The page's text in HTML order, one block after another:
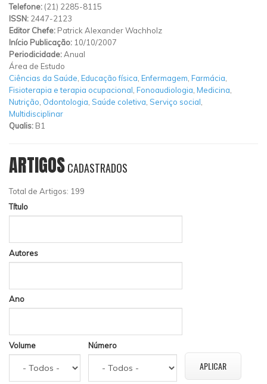
Telefone: (21) 2285-8115
ISSN: 2447-2123
Editor Chefe: Patrick Alexander Wachholz
Início Publicação: 10/10/2007
Periodicidade:Anual
Área de Estudo
Ciências da Saúde Educação física Enfermagem Farmácia
Fisioterapia e terapia ocupacional Fonoaudiologia Medicina
Nutrição Odontologia Saúde coletiva Serviço social
Multidisciplinar
Qualis: B1
ARTIGOSCADASTRADOS
Total de Artigos: 199
Título
Autores
Ano
Volume Número